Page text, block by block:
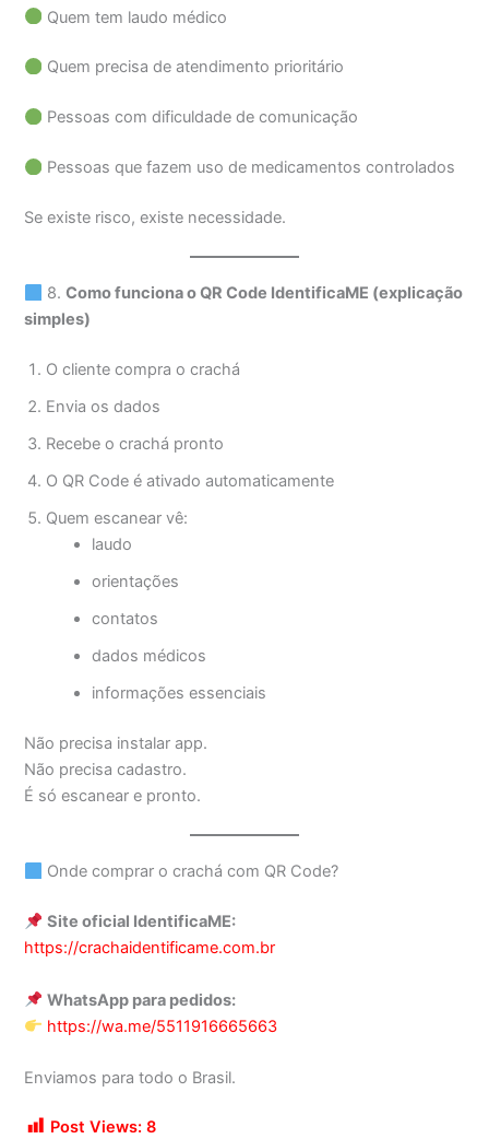
Quem tem laudo médico
Quem precisa de atendimento prioritário
Pessoas com dificuldade de comunicação
Pessoas que fazem uso de medicamentos controlados
Se existe risco, existe necessidade.
8.Como funciona o QR Code IdentificaME (explicação
simples)
O cliente compra o crachá
Envia os dados
Recebe o crachá pronto
O QR Code é ativado automaticamente
Quem escanear vê:
laudo
orientações
contatos
dados médicos
informações essenciais
Não precisa instalar app.
Não precisa cadastro.
É só escanear e pronto.
Onde comprar o crachá com QR Code?
Site oficial IdentificaME:
https://crachaidentificame.com.br
WhatsApp para pedidos:
https://wa.me/5511916665663
Enviamos para todo o Brasil.
Post Views: 8